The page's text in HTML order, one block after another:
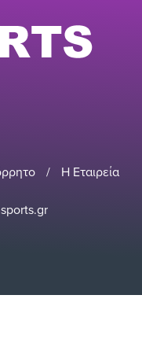
/ Η Εταιρεία